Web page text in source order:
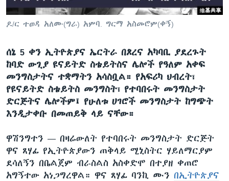
ዶ/ር ተወዳ አለሙ(ግራ) አምባ. ግርማ አስመሮም(ቀኝ)
ሰኔ 5 ቀን ኢትዮጵያና ኤርትራ በጾረና አካባቢ ያደረጉት
ከባድ ውጊያ ዩናይትድ ስቴይትስና ሌሎች የዓለም አቀፍ
መንግስታትና ተቋማትን አሳስቧል። የአፍሪካ ህብረት፣
የዩናይትድ ስቴይትስ መንግስት፣ የተባበሩት መንግስታት
ድርጅትና ሌሎችም፤ የሁለቱ ሀገሮች መንግስታት ከግጭት
እንዲታቀቡ በመጠይቅ ላይ ናቸው።
ዋሽንግተን — በዛሬውለት የተባበሩት መንግስታት ድርጅት
ዋና ጸሃፊ የኢትዮጵያውን ጠቅላይ ሚኒስትር ሃይለማርያም
ደሳለኝን በቤልጀም ብራስልስ አስቀድሞ በተያዘ ቀጠሮ
አግኝተው አነጋግረዋል። ዋና ጸሃፊ ባንኪ ሙን በኢትዮጵያና